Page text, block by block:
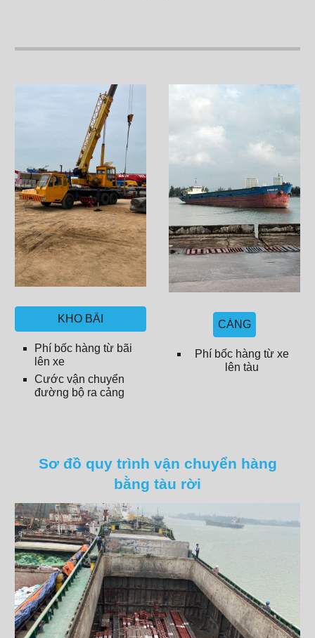
KHO BÃI
Phí bốc hàng từ bãi
lên xe
Cước vận chuyển
đường bộ ra cảng
CẢNG
Phí bốc hàng từ xe
lên tàu
Sơ đồ quy trình vận chuyển hàng
bằng tàu rời